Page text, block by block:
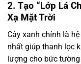
2. Tạo “Lớp Lá
Xạ Mặt Trời
Cây xanh chính là
nhất giúp thanh lọc
lượng cho bức